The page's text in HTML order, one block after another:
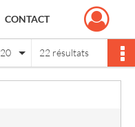
CONTACT
22 résultats
20